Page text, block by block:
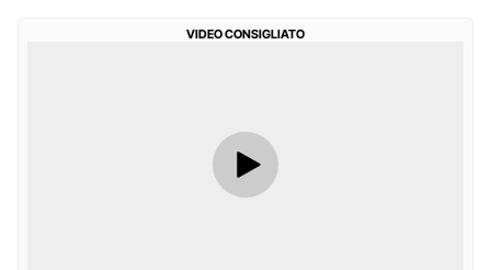
VIDEO CONSIGLIATO